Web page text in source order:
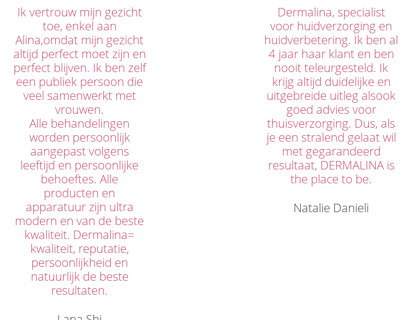
Ik vertrouw mijn gezicht
toe, enkel aan
Alina,omdat mijn gezicht
altijd perfect moet zijn en
perfect blijven. Ik ben zelf
een publiek persoon die
veel samenwerkt met
vrouwen.
Alle behandelingen
worden persoonlijk
aangepast volgens
leeftijd en persoonlijke
behoeftes. Alle
producten en
apparatuur zijn ultra
modern en van de beste
kwaliteit. Dermalina=
kwaliteit, reputatie,
persoonlijkheid en
natuurlijk de beste
resultaten.
Dermalina, specialist
voor huidverzorging en
huidverbetering. Ik ben al
4 jaar haar klant en ben
nooit teleurgesteld. Ik
krijg altijd duidelijke en
uitgebreide uitleg alsook
goed advies voor
thuisverzorging. Dus, als
je een stralend gelaat wil
met gegarandeerd
resultaat, DERMALINA is
the place to be.
Natalie Danieli